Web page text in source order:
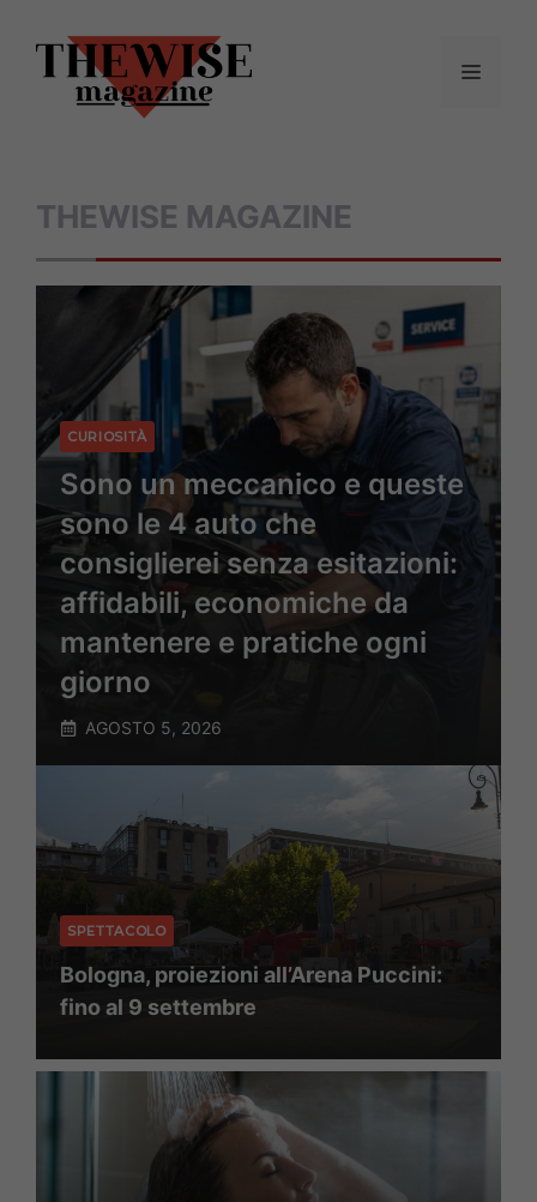
contenuto
Menu
THEWISE MAGAZINE
CURIOSITÀ
Sono un meccanico e queste
sono le 4 auto che
consiglierei senza esitazioni:
affidabili, economiche da
mantenere e pratiche ogni
giorno
AGOSTO 5, 2026
SPETTACOLO
Bologna, proiezioni all’Arena Puccini:
fino al 9 settembre